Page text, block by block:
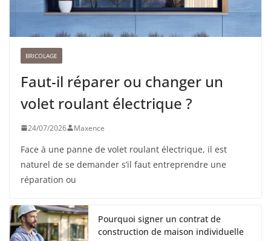
BRICOLAGE
Faut-il réparer ou changer un
volet roulant électrique ?
24/07/2026 Maxence
Face à une panne de volet roulant électrique, il est
naturel de se demander s’il faut entreprendre une
réparation ou
Pourquoi signer un contrat de
construction de maison individuelle